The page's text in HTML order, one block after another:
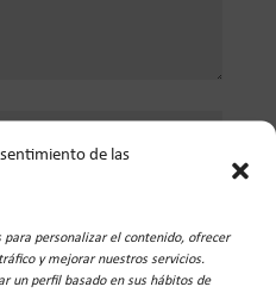
de las
personalizar el contenido, ofrecer
y mejorar nuestros servicios.
un perfil basado en sus hábitos de